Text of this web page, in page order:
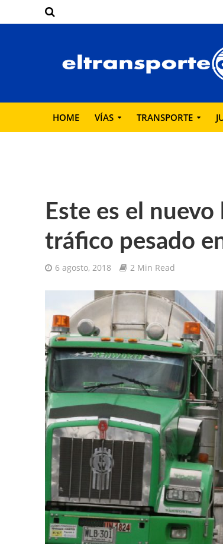
HOME VÍAS TRANSPORTE
Este es el
tráfico pesado
6 agosto, 2018 2 Min Read